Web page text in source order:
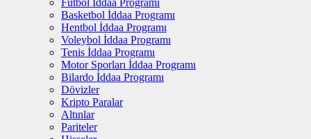
Futbol İddaa Programı
Basketbol İddaa Programı
Hentbol İddaa Programı
Voleybol İddaa Programı
Tenis İddaa Programı
Motor Sporları İddaa Programı
Bilardo İddaa Programı
Dövizler
Kripto Paralar
Altınlar
Pariteler